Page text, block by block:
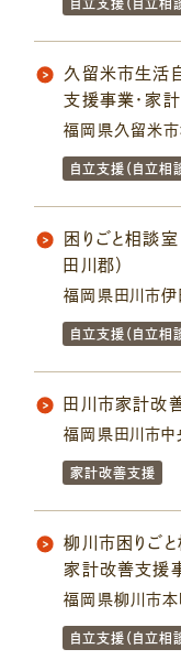
自立支援（自立相
久留米市生活
支援事業・家
福岡県久留米
自立支援（自立相
困りごと相談
田川郡）
福岡県田川市伊
自立支援（自立相
田川市家計改
福岡県田川市中
家計改善支援
柳川市困りご
家計改善支援
福岡県柳川市本
自立支援（自立相